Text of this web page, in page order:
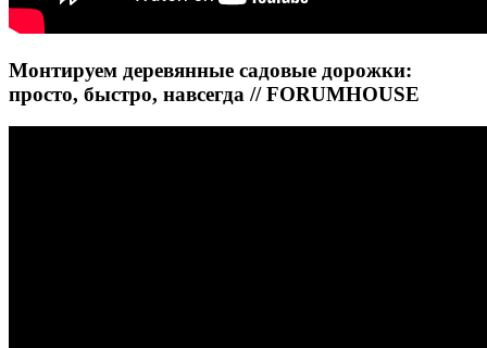
Монтируем деревянные садовые дорожки:
просто, быстро, навсегда // FORUMHOUSE